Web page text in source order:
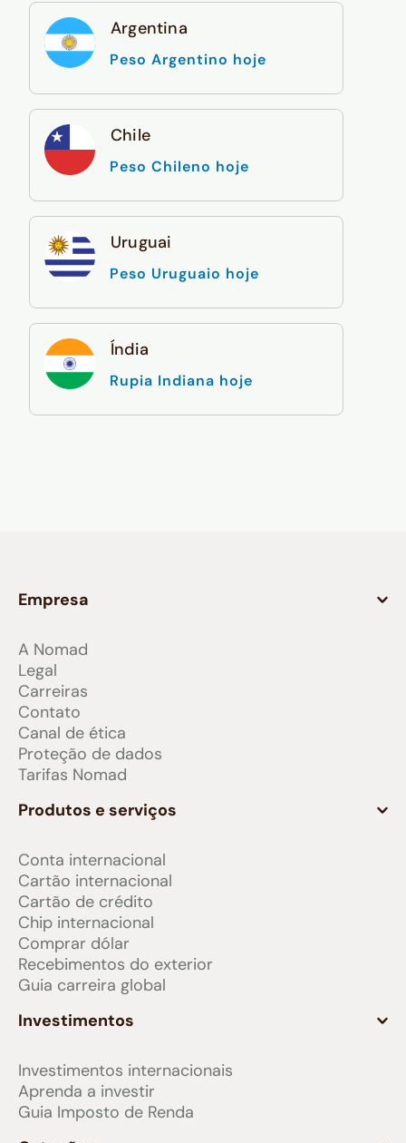
Argentina
Peso Argentino hoje
Chile
Peso Chileno hoje
Uruguai
Peso Uruguaio hoje
Índia
Rupia Indiana hoje
Empresa
A Nomad
Legal
Carreiras
Contato
Canal de ética
Proteção de dados
Tarifas Nomad
Produtos e serviços
Conta internacional
Cartão internacional
Cartão de crédito
Chip internacional
Comprar dólar
Recebimentos do exterior
Guia carreira global
Investimentos
Investimentos internacionais
Aprenda a investir
Guia Imposto de Renda